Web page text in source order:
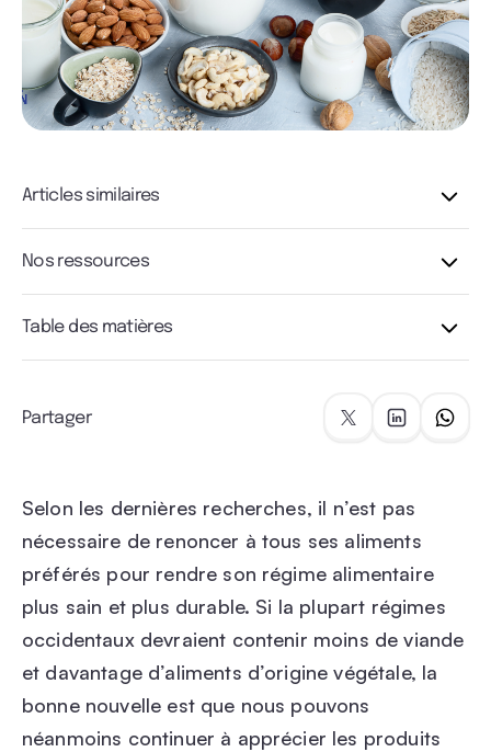
Articles similaires
Nos ressources
Table des matières
Partager
Selon les dernières recherches, il n’est pas
nécessaire de renoncer à tous ses aliments
préférés pour rendre son régime alimentaire
plus sain et plus durable. Si la plupart régimes
occidentaux devraient contenir moins de viande
et davantage d’aliments d’origine végétale, la
bonne nouvelle est que nous pouvons
néanmoins continuer à apprécier les produits